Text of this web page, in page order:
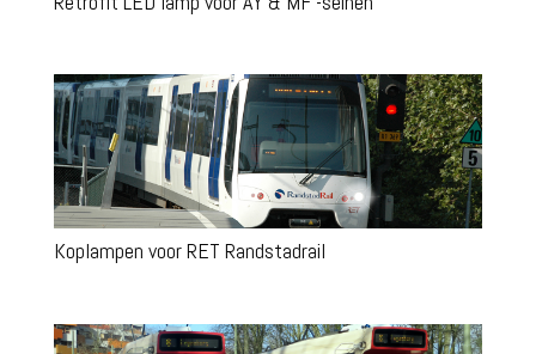
Koplampen voor RET Randstadrail